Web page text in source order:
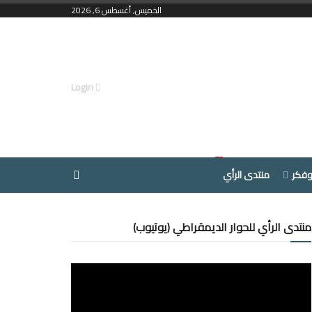
الخميس, أغسطس 6, 2026
منتدى الرأي
منتدى الرأي للحوار الديمقراطي (يوتيوب)